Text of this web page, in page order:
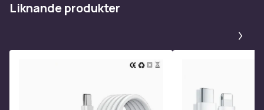
Liknande produkter